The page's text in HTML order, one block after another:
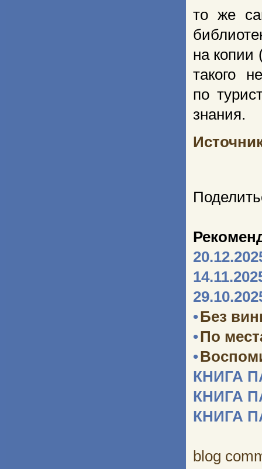
то же
на копии
такого
по
знания.
•Без
•По
•
КНИГА
КНИГА
КНИГА
blog